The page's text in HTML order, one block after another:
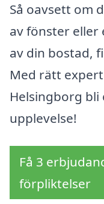
Så oavsett om
av fönster
av din bostad,
Med rätt
Helsingborg bli
upplevelse!
Få 3
förpliktelser